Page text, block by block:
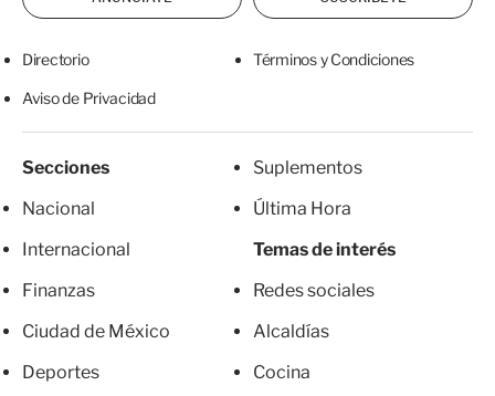
Directorio Términos y Condiciones
Aviso de Privacidad
Secciones
Nacional
Internacional
Finanzas
Ciudad de México
Deportes
Suplementos
Última Hora
Temas de interés
Redes sociales
Alcaldías
Cocina